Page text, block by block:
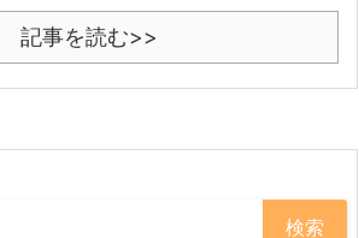
記事を読む>>